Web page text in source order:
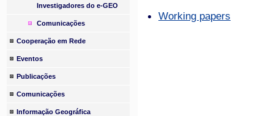
Working papers
Investigadores do e-GEO
Comunicações
Cooperação em Rede
Eventos
Publicações
Comunicações
Informação Geográfica